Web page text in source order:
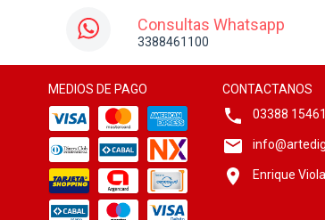
Consultas Whatsapp
3388461100
MEDIOS DE PAGO
CONTACTANOS
03388
Enrique